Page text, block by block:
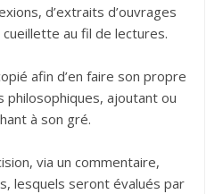
d’extraits d’ouvrages
au fil de lectures.
afin d’en faire son propre
ajoutant ou
à son gré.
via un commentaire,
lesquels seront évalués par